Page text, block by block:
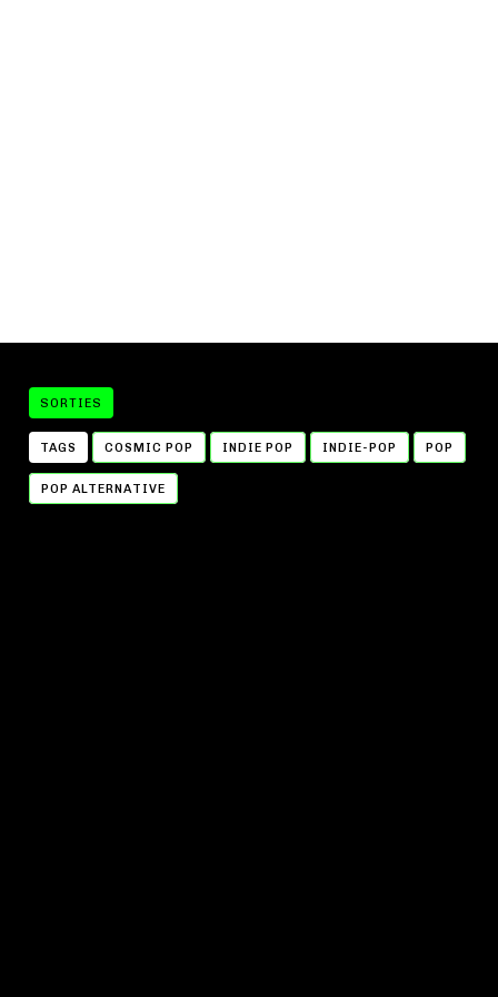
SORTIES
TAGS COSMIC POP INDIE POP INDIE-POP POP
POP ALTERNATIVE